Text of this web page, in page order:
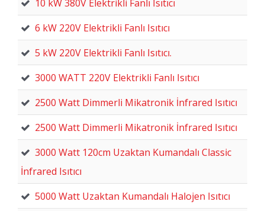
10 kW 380V Elektrikli Fanlı Isıtıcı
6 kW 220V Elektrikli Fanlı Isıtıcı
5 kW 220V Elektrikli Fanlı Isıtıcı.
3000 WATT 220V Elektrikli Fanlı Isıtıcı
2500 Watt Dimmerli Mikatronik İnfrared Isıtıcı
2500 Watt Dimmerli Mikatronik İnfrared Isıtıcı
3000 Watt 120cm Uzaktan Kumandalı Classic
İnfrared Isıtıcı
5000 Watt Uzaktan Kumandalı Halojen Isıtıcı